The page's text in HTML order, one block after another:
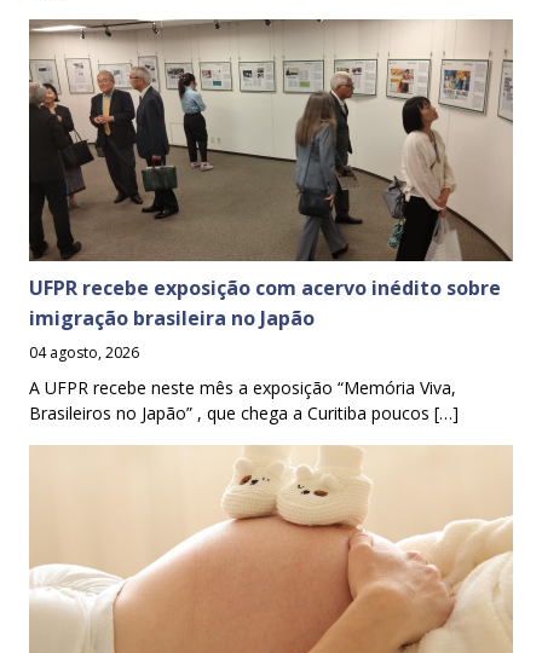
UFPR recebe exposição com acervo inédito sobre
imigração brasileira no Japão
04 agosto, 2026
A UFPR recebe neste mês a exposição “Memória Viva,
Brasileiros no Japão” , que chega a Curitiba poucos […]